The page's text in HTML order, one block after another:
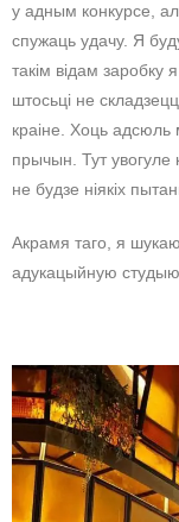
у адным конкурсе,
спужаць удачу. Я
такім відам заробку
штосьці не
краіне. Хоць адсюль
прычын. Тут
не будзе ніякіх
Акрамя таго, я
адукацыйную